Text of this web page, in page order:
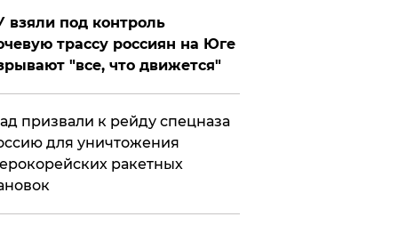
взяли под контроль
трассу россиян на Юге
"все, что движется"
призвали к рейду спецназа
для уничтожения
ракетных